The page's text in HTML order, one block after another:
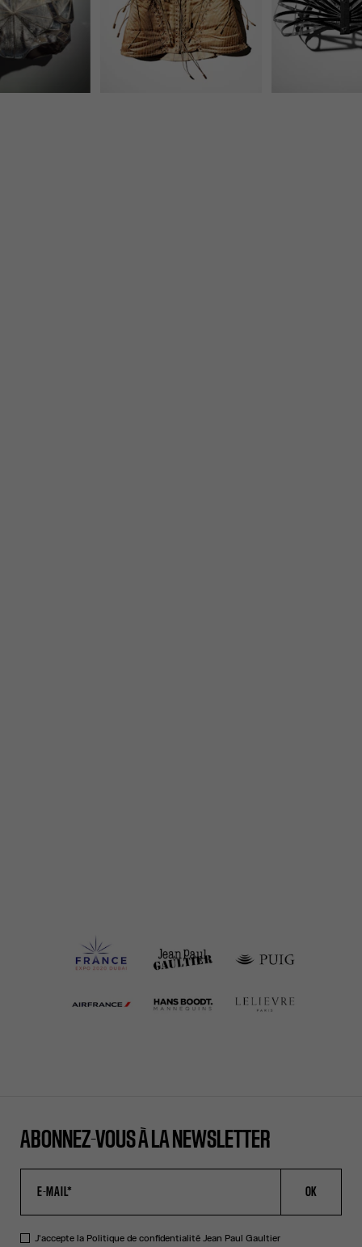
ABONNEZ-VOUS À LA NEWSLETTER
OK
J'accepte la Politique de confidentialitéJean Paul Gaultier